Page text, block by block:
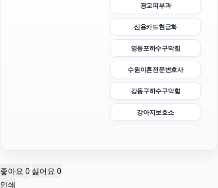
광교피부과
신용카드현금화
영등포하수구막힘
수원이혼전문변호사
강동구하수구막힘
강아지보호소
좋아요 0 싫어요 0
인쇄